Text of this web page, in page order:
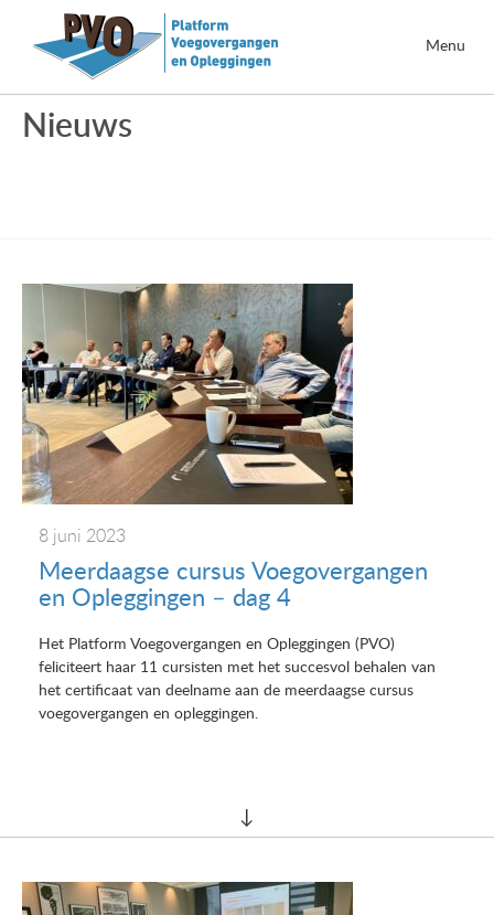
Menu
Nieuws
8 juni 2023
Meerdaagse cursus Voegovergangen
en Opleggingen – dag 4
Het Platform Voegovergangen en Opleggingen (PVO)
feliciteert haar 11 cursisten met het succesvol behalen van
het certificaat van deelname aan de meerdaagse cursus
voegovergangen en opleggingen.